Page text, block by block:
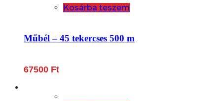
Kosárba teszem
Műbél – 45 tekercses 500 m
67500 Ft